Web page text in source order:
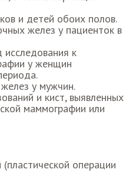
и детей обоих полов.
желез у пациенток в
к
у женщин
у мужчин.
и кист, выявленных
маммографии или
операции